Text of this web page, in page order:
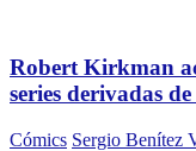
Robert Kirkman
series derivadas
Cómics Sergio Benítez